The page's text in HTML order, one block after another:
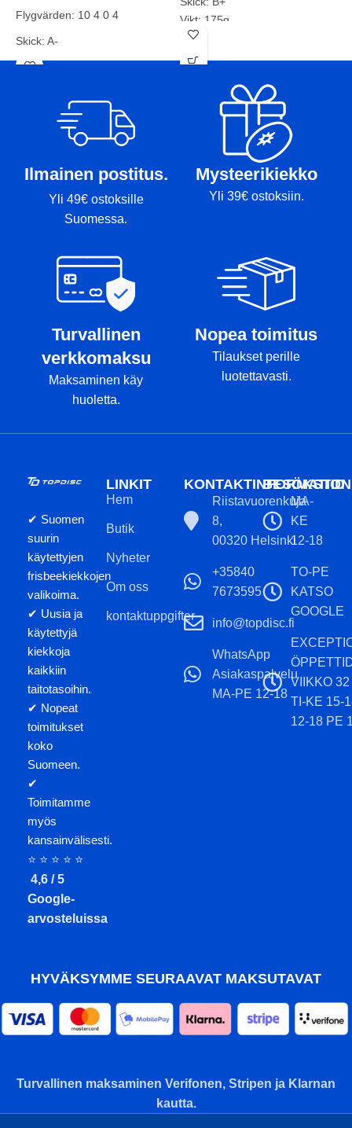
Flygvärden: 10 4 0 4
Skick: A-
Vikt: 172g
Vikt: 175g
Markörer:
Ilmainen postitus.
Yli 49€ ostoksille
Suomessa.
Mysteerikiekko
Yli 39€ ostoksiin.
Turvallinen
verkkomaksu
Maksaminen käy
huoletta.
Nopea toimitus
Tilaukset perille
luotettavasti.
✔ Suomen
suurin
käytettyjen
frisbeekiekkojen
valikoima.
✔ Uusia ja
käytettyjä
kiekkoja
kaikkiin
taitotasoihin.
✔ Nopeat
toimitukset
koko
Suomeen.
✔
Toimitamme
myös
kansainvälisesti.
⭐ ⭐ ⭐ ⭐ ⭐
4,6 / 5
Google-
arvosteluissa
LINKIT
Hem
Butik
Nyheter
Om oss
kontaktuppgifter
KONTAKTINFORMATION
Riistavuorenkuja
8,
00320 Helsinki
+35840
7673595
info@topdisc.fi
WhatsApp
Asiakaspalvelu
MA-PE 12-18
BESÖKSTID
MA-
KE
12-18
TO-PE
KATSO
GOOGLE
VIIKKO 32
TI-KE 15-
12-18 PE
HYVÄKSYMME SEURAAVAT MAKSUTAVAT
Turvallinen maksaminen Verifonen, Stripen ja Klarnan
kautta.